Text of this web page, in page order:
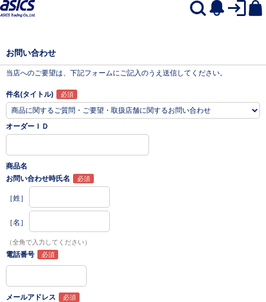
お問い合わせ
当店へのご要望は、下記フォームにご記入のうえ送信してください。
件名(タイトル)
オーダーＩＤ
商品名
お問い合わせ時氏名
［姓］
［名］
（全角で入力してください）
電話番号
メールアドレス